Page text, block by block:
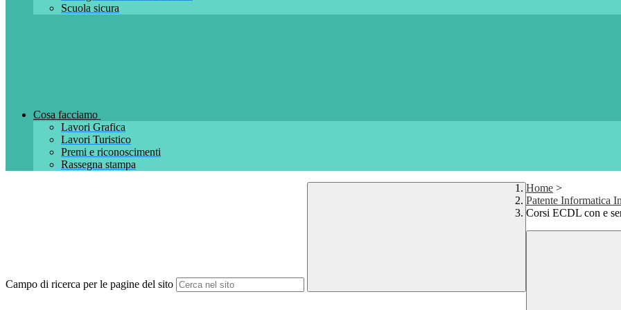
Scuola sicura
Cosa facciamo
Lavori Grafica
Lavori Turistico
Premi e riconoscimenti
Rassegna stampa
Campo di ricerca per le pagine del sito
Home >
Patente Informatica
Corsi ECDL con e